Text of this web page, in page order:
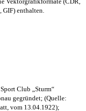
GIF) enthalten.
Club „Sturm“
gegründet; (Quelle:
vom 13.04.1922);